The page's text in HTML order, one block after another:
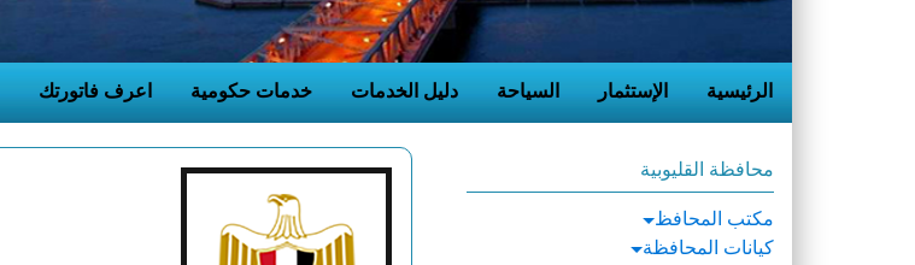
الرئيسية الإستثمار السياحة دليل الخدمات خدمات حكومية اعرف فاتورتك
محافظة القليوبية
مكتب المحافظ
كيانات المحافظة